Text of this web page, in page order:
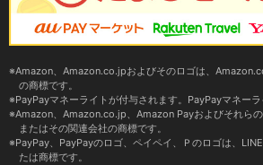
Amazon、Amazon.co.jpおよびそのロゴは、
の商標です。
PayPayマネーライトが付与されます。PayPayマネーラ
Amazon、Amazon.co.jp、Amazon Payおよびそれら
またはその関連会社の商標です。
PayPay、PayPayのロゴ、ペイペイ、Ｐのロゴは、
たは商標です。